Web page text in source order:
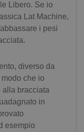
Libero. Se io
Lat Machine,
i pesi
diverso da
che io
alla bracciata
in
esempio